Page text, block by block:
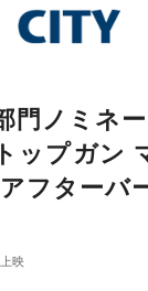
ノミネー
ップガン
フターバ
映